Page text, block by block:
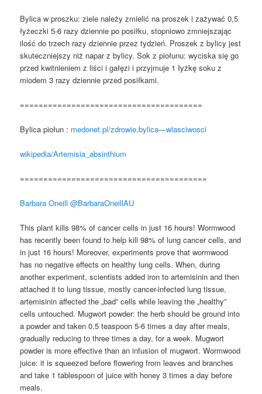
Bylica w proszku: ziele należy zmielić na proszek i zażywać 0,5
łyżeczki 5-6 razy dziennie po posiłku, stopniowo zmniejszając
ilość do trzech razy dziennie przez tydzień. Proszek z bylicy jest
skuteczniejszy niż napar z bylicy. Sok z piołunu: wyciska się go
przed kwitnieniem z liści i gałęzi i przyjmuje 1 łyżkę soku z
miodem 3 razy dziennie przed posiłkami.
=======================================
Bylica piołun : medonet.pl/zdrowie,bylica—wlasciwosci
wikipedia/Artemisia_absinthium
========================================
Barbara Oneill @BarbaraOneillAU
This plant kills 98% of cancer cells in just 16 hours! Wormwood
has recently been found to help kill 98% of lung cancer cells, and
in just 16 hours! Moreover, experiments prove that wormwood
has no negative effects on healthy lung cells. When, during
another experiment, scientists added iron to artemisinin and then
attached it to lung tissue, mostly cancer-infected lung tissue,
artemisinin affected the „bad” cells while leaving the „healthy”
cells untouched. Mugwort powder: the herb should be ground into
a powder and taken 0.5 teaspoon 5-6 times a day after meals,
gradually reducing to three times a day, for a week. Mugwort
powder is more effective than an infusion of mugwort. Wormwood
juice: it is squeezed before flowering from leaves and branches
and take 1 tablespoon of juice with honey 3 times a day before
meals.